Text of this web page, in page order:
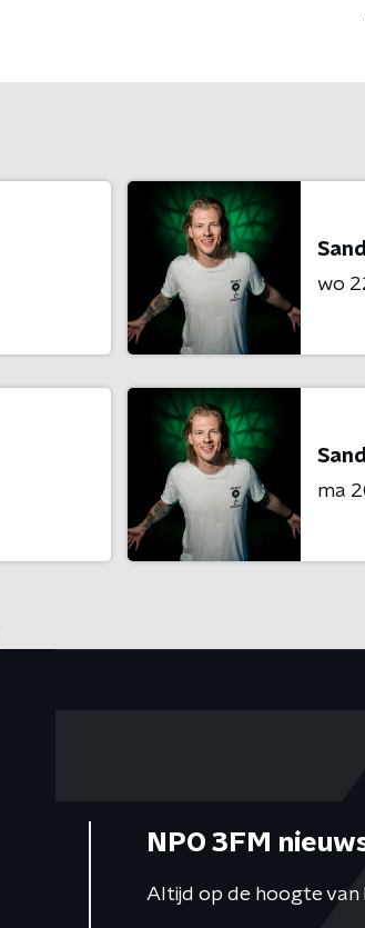
wo
ma
NPO 3FM
Altijd op de hoogte van